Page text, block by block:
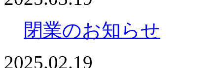
閉業のお知らせ
2025.02.19